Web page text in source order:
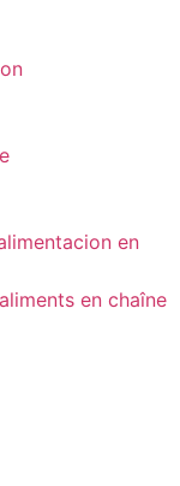
en
en chaîne